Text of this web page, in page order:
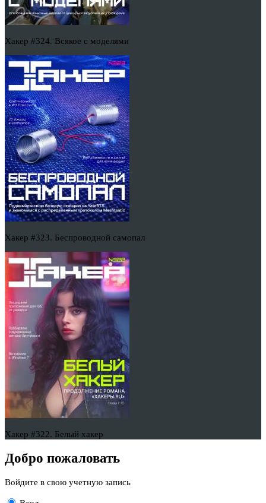
Хакер #324. Всякое с моделями
Хакер #323. Беспроводной самопал
Хакер #322. Белый хакер
Добро пожаловать
Войдите в свою учетную запись